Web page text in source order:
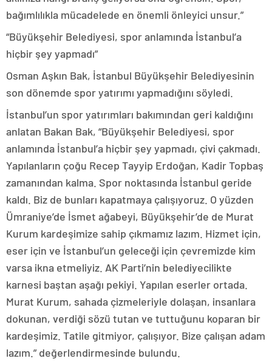
bağımlılıkla mücadelede en önemli önleyici unsur.”
“Büyükşehir Belediyesi, spor anlamında İstanbul’a
hiçbir şey yapmadı”
Osman Aşkın Bak, İstanbul Büyükşehir Belediyesinin
son dönemde spor yatırımı yapmadığını söyledi.
İstanbul’un spor yatırımları bakımından geri kaldığını
anlatan Bakan Bak, “Büyükşehir Belediyesi, spor
anlamında İstanbul’a hiçbir şey yapmadı, çivi çakmadı.
Yapılanların çoğu Recep Tayyip Erdoğan, Kadir Topbaş
zamanından kalma. Spor noktasında İstanbul geride
kaldı. Biz de bunları kapatmaya çalışıyoruz. O yüzden
Ümraniye’de İsmet ağabeyi, Büyükşehir’de de Murat
Kurum kardeşimize sahip çıkmamız lazım. Hizmet için,
eser için ve İstanbul’un geleceği için çevremizde kim
varsa ikna etmeliyiz. AK Parti’nin belediyecilikte
karnesi baştan aşağı pekiyi. Yapılan eserler ortada.
Murat Kurum, sahada çizmeleriyle dolaşan, insanlara
dokunan, verdiği sözü tutan ve tuttuğunu koparan bir
kardeşimiz. Tatile gitmiyor, çalışıyor. Bize çalışan adam
lazım.” değerlendirmesinde bulundu.